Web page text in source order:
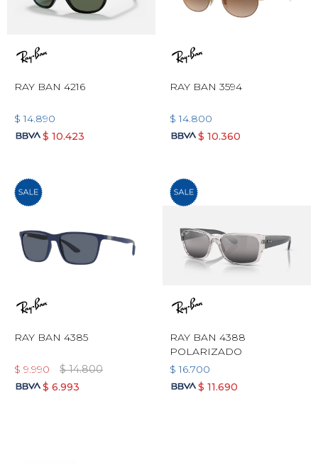
RAY BAN 4216
$ 14.890
$ 10.423
RAY BAN 3594
$ 14.800
$ 10.360
RAY BAN 4385
$ 9.990 $ 14.800
$ 6.993
RAY BAN 4388
POLARIZADO
$ 16.700
$ 11.690